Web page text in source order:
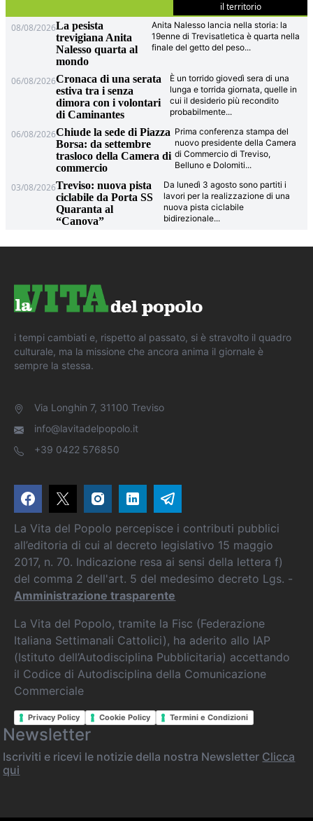
il territorio
08/08/2026La pesista
trevigiana Anita
Nalesso quarta al
mondo
Anita Nalesso lancia nella storia: la
19enne di Trevisatletica è quarta nella
finale del getto del peso...
06/08/2026Cronaca di una serata
estiva tra i senza
dimora con i volontari
di Caminantes
È un torrido giovedì sera di una
lunga e torrida giornata, quelle in
cui il desiderio più recondito
probabilmente...
06/08/2026Chiude la sede di Piazza
Borsa: da settembre
trasloco della Camera di
commercio
Prima conferenza stampa del
nuovo presidente della Camera
di Commercio di Treviso,
Belluno e Dolomiti...
03/08/2026Treviso: nuova pista
ciclabile da Porta SS
Quaranta al
“Canova”
Da lunedì 3 agosto sono partiti i
lavori per la realizzazione di una
nuova pista ciclabile
bidirezionale...
i tempi cambiati e, rispetto al passato, si è stravolto il quadro
culturale, ma la missione che ancora anima il giornale è
sempre la stessa.
Via Longhin 7, 31100 Treviso
info@lavitadelpopolo.it
+39 0422 576850
La Vita del Popolo percepisce i contributi pubblici
all’editoria di cui al decreto legislativo 15 maggio
2017, n. 70. Indicazione resa ai sensi della lettera f)
del comma 2 dell'art. 5 del medesimo decreto Lgs. -
Amministrazione trasparente
La Vita del Popolo, tramite la Fisc (Federazione
Italiana Settimanali Cattolici), ha aderito allo IAP
(Istituto dell’Autodisciplina Pubblicitaria) accettando
il Codice di Autodisciplina della Comunicazione
Commerciale
Privacy Policy Cookie Policy Termini e Condizioni
Newsletter
Iscriviti e ricevi le notizie della nostra Newsletter Clicca
qui